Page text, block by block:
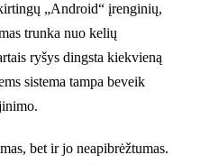
„Android“ įrenginių,
trunka nuo kelių
ryšys dingsta kiekvieną
sistema tampa beveik
bet ir jo neapibrėžtumas.